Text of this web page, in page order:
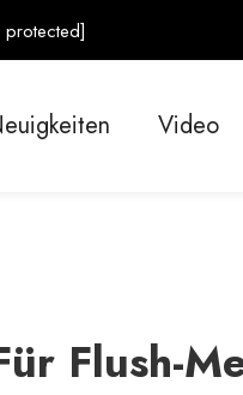
protected]
Video
Flush-